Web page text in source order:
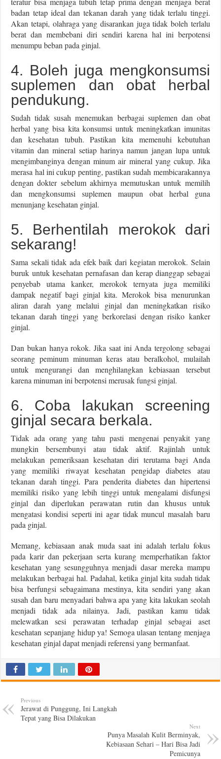
badan tetap ideal dan tekanan darah yang tidak terlalu tinggi.
Akan tetapi, olahraga yang disarankan juga tidak boleh terlalu
berat dan membebani diri sendiri karena hal ini berpotensi
menumpu beban pada ginjal.
4. Boleh juga mengkonsumsi
suplemen dan obat herbal
pendukung.
Sudah tidak susah menemukan berbagai suplemen dan obat
herbal yang bisa kita konsumsi untuk meningkatkan imunitas
dan kesehatan tubuh. Pastikan kita memenuhi kebutuhan
vitamin dan mineral setiap harinya namun jangan lupa untuk
mengimbanginya dengan minum air mineral yang cukup. Jika
merasa hal ini cukup penting, pastikan sudah membicarakannya
dengan dokter sebelum akhirnya memutuskan untuk memilih
dan mengkonsumsi suplemen maupun obat herbal guna
menunjang kesehatan ginjal.
5. Berhentilah merokok dari
sekarang!
Sama sekali tidak ada efek baik dari kegiatan merokok. Selain
buruk untuk kesehatan pernafasan dan kerap dianggap sebagai
penyebab utama kanker, merokok ternyata juga memiliki
dampak negatif bagi ginjal kita. Merokok bisa menurunkan
aliran darah yang melalui ginjal dan meningkatkan risiko
tekanan darah tinggi yang berkorelasi dengan risiko kanker
ginjal.
Dan bukan hanya rokok. Jika saat ini Anda tergolong sebagai
seorang peminum minuman keras atau beralkohol, mulailah
untuk mengurangi dan menghilangkan kebiasaan tersebut
karena minuman ini berpotensi merusak fungsi ginjal.
6. Coba lakukan screening
ginjal secara berkala.
Tidak ada orang yang tahu pasti mengenai penyakit yang
mungkin bersembunyi atau tidak aktif. Rajinlah untuk
melakukan pemeriksaan kesehatan diri terutama bagi Anda
yang memiliki riwayat kesehatan pengidap diabetes atau
tekanan darah tinggi. Para penderita diabetes dan hipertensi
memiliki risiko yang lebih tinggi untuk mengalami disfungsi
ginjal dan diperlukan perawatan rutin dan khusus untuk
mengatasi kondisi seperti ini agar tidak muncul masalah baru
pada ginjal.
Memang, kebiasaan anak muda saat ini adalah terlalu fokus
pada karir dan pekerjaan serta kurang memperhatikan faktor
kesehatan yang sesungguhnya menjadi dasar mereka mampu
melakukan berbagai hal. Padahal, ketika ginjal kita sudah tidak
bisa berfungsi sebagaimana mestinya, kita sendiri yang akan
susah dan baru menyadari bahwa apa yang kita lakukan seolah
menjadi tidak ada nilainya. Jadi, pastikan kamu tidak
melewatkan sesi perawatan terhadap ginjal sebagai aset
kesehatan sepanjang hidup ya! Semoga ulasan tentang menjaga
kesehatan ginjal dapat menjadi referensi yang bermanfaat.
Previous
Jerawat di Punggung, Ini Langkah
Tepat yang Bisa Dilakukan
Next
Punya Masalah Kulit Berminyak,
Kebiasaan Sehari – Hari Bisa Jadi
Pemicunya